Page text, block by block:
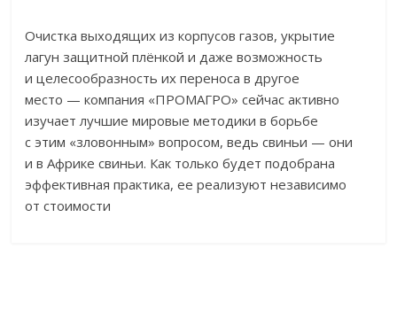
Очистка выходящих из корпусов газов, укрытие
лагун защитной плёнкой и даже возможность
и целесообразность их переноса в другое
место — компания «ПРОМАГРО» сейчас активно
изучает лучшие мировые методики в борьбе
с этим «зловонным» вопросом, ведь свиньи — они
и в Африке свиньи. Как только будет подобрана
эффективная практика, ее реализуют независимо
от стоимости